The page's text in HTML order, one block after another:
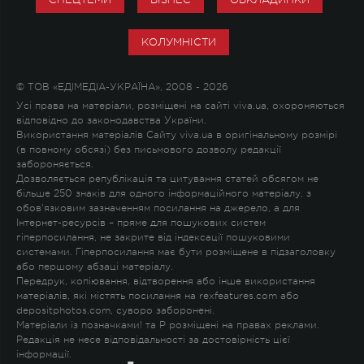
КОЛУМНІСТИ
© ТОВ «ЕДІМЕДІА-УКРАЇНА», 2008 - 2026
Усі права на матеріали, розміщені на сайті viva.ua, охороняються
відповідно до законодавства України.
Використання матеріалів Сайту viva.ua в оригінальному розмірі
(в повному обсязі) без письмового дозволу редакції
забороняється.
Дозволяється републікація та цитування статей обсягом не
більше 250 знаків для одного інформаційного матеріалу, з
обов'язковим зазначенням посилання на джерело, а для
Інтернет-ресурсів – пряме для пошукових систем
гіперпосилання, не закрите від індексації пошуковими
системами. Гіперпосилання має бути розміщене в підзаголовку
або першому абзаці матеріалу.
Передрук, копіювання, відтворення або інше використання
матеріалів, які містять посилання на rexfeatures.com або
depositphotos.com, суворо заборонені.
Матеріали із позначками! та P розміщені на правах реклами.
Редакція не несе відповідальності за достовірність цієї
інформації.